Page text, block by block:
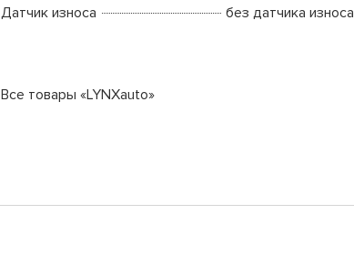
Датчик износа
без датчика износа
Все товары «LYNXauto»